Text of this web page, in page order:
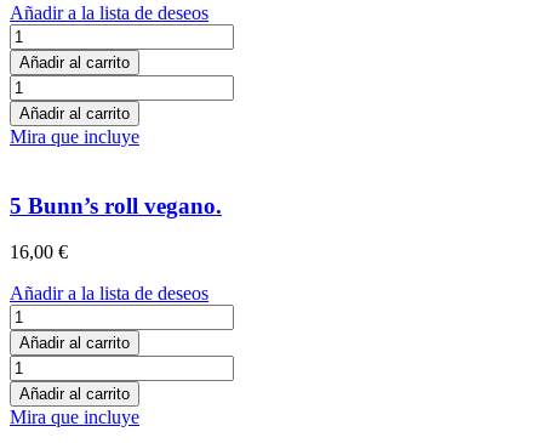
Añadir a la lista de deseos
12
brochetas
de
fruta
cantidad
Añadir al carrito
12
brochetas
de
fruta
Añadir al carrito
Mira que incluye
5 Bunn’s roll vegano.
16,00 €
Añadir a la lista de deseos
5
Bunn’s
roll
vegano.
cantidad
Añadir al carrito
5
Bunn’s
roll
vegano.
Añadir al carrito
Mira que incluye